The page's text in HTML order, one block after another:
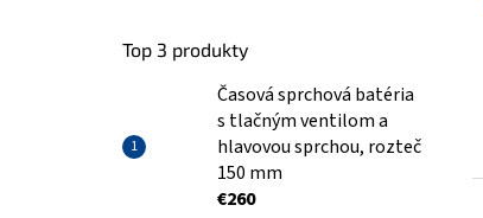
Top 3 produkty
Časová sprchová batéria
s tlačným ventilom a
hlavovou sprchou, rozteč
150 mm
€260